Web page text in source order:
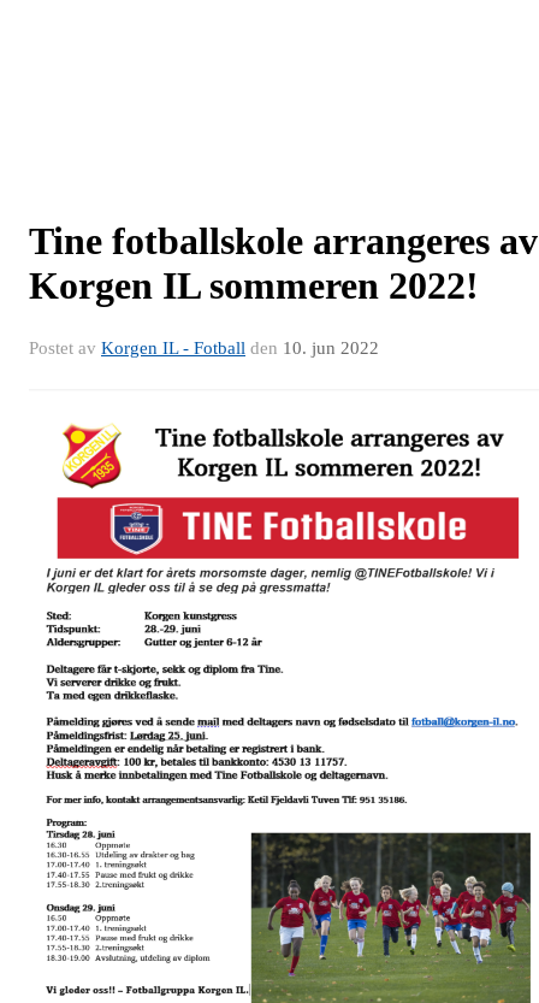
Tine fotballskole arrangeres av
Korgen IL sommeren 2022!
Postet av Korgen IL - Fotball den 10. jun 2022